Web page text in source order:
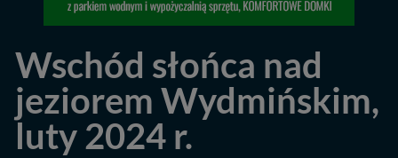
Wschód słońca nad
jeziorem Wydmińskim,
luty 2024 r.